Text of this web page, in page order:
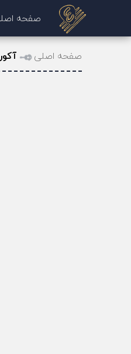
صفحه
صفحه اصلی